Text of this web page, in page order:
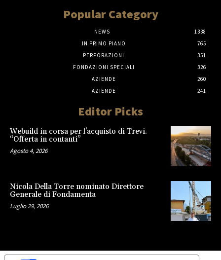
Popular Category
NEWS
1338
IN PRIMO PIANO
765
PERFORAZIONI
351
FONDAZIONI SPECIALI
326
AZIENDE
260
AZIENDE
241
Editor Picks
Webuild in corsa per l’acquisto di Trevi.
“Offerta in contanti”
Agosto 4, 2026
Nicola Della Torre nominato Direttore
Generale di Fondamenta
Luglio 29, 2026